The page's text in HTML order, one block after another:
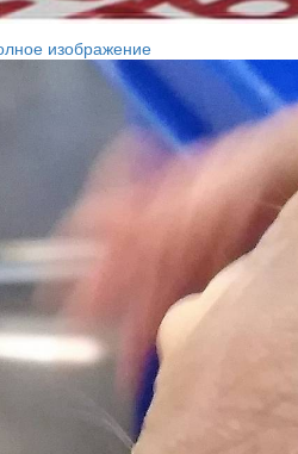
изображение